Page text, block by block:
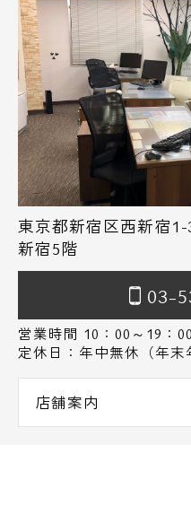
東京都新宿区西新宿
新宿5階
03-
営業時間 10：00～19：00
定休日：年中無休（年末
店舗案内